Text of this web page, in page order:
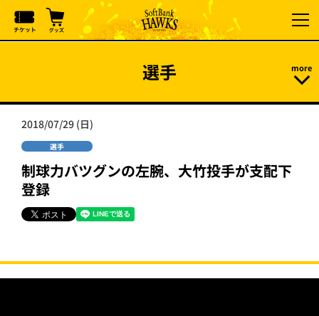
選手
2018/07/29 (日)
選手
制球力バツグンの左腕、大竹投手が支配下
登録